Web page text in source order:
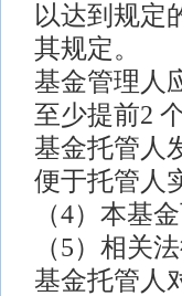
以达到规定
其规定。
基金管理人
至少提前2
基金托管人
便于托管人
（4）本基
（5）相关
基金托管人